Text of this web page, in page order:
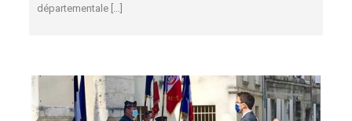
départementale[…]